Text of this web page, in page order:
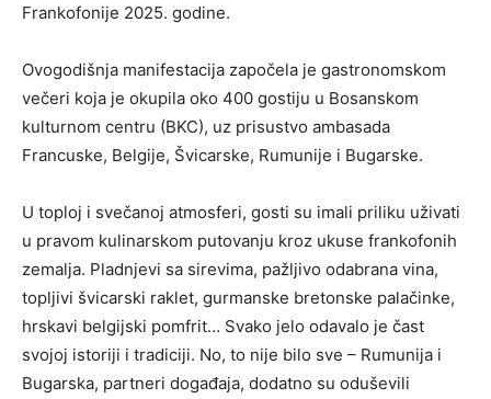
Frankofonije 2025. godine.
Ovogodišnja manifestacija započela je gastronomskom
večeri koja je okupila oko 400 gostiju u Bosanskom
kulturnom centru (BKC), uz prisustvo ambasada
Francuske, Belgije, Švicarske, Rumunije i Bugarske.
U toploj i svečanoj atmosferi, gosti su imali priliku uživati
u pravom kulinarskom putovanju kroz ukuse frankofonih
zemalja. Pladnjevi sa sirevima, pažljivo odabrana vina,
topljivi švicarski raklet, gurmanske bretonske palačinke,
hrskavi belgijski pomfrit… Svako jelo odavalo je čast
svojoj istoriji i tradiciji. No, to nije bilo sve – Rumunija i
Bugarska, partneri događaja, dodatno su oduševili